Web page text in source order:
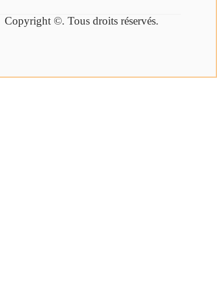
Copyright ©. Tous droits réservés.